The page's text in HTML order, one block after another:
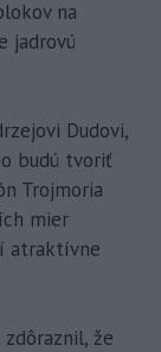
na
jadrovú
Dudovi,
budú tvoriť
Trojmoria
mier
atraktívne
že